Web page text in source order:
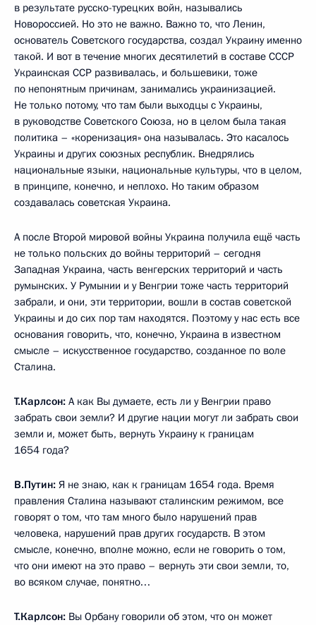
в результате русско-турецких войн, назывались
Новороссией. Но это не важно. Важно то, что Ленин,
основатель Советского государства, создал Украину именно
такой. И вот в течение многих десятилетий в составе СССР
Украинская ССР развивалась, и большевики, тоже
по непонятным причинам, занимались украинизацией.
Не только потому, что там были выходцы с Украины,
в руководстве Советского Союза, но в целом была такая
политика – «коренизация» она называлась. Это касалось
Украины и других союзных республик. Внедрялись
национальные языки, национальные культуры, что в целом,
в принципе, конечно, и неплохо. Но таким образом
создавалась советская Украина.
А после Второй мировой войны Украина получила ещё часть
не только польских до войны территорий – сегодня
Западная Украина, часть венгерских территорий и часть
румынских. У Румынии и у Венгрии тоже часть территорий
забрали, и они, эти территории, вошли в состав советской
Украины и до сих пор там находятся. Поэтому у нас есть все
основания говорить, что, конечно, Украина в известном
смысле – искусственное государство, созданное по воле
Сталина.
Т.Карлсон: А как Вы думаете, есть ли у Венгрии право
забрать свои земли? И другие нации могут ли забрать свои
земли и, может быть, вернуть Украину к границам
1654 года?
В.Путин: Я не знаю, как к границам 1654 года. Время
правления Сталина называют сталинским режимом, все
говорят о том, что там много было нарушений прав
человека, нарушений прав других государств. В этом
смысле, конечно, вполне можно, если не говорить о том,
что они имеют на это право – вернуть эти свои земли, то,
во всяком случае, понятно…
Т.Карлсон: Вы Орбану говорили об этом, что он может